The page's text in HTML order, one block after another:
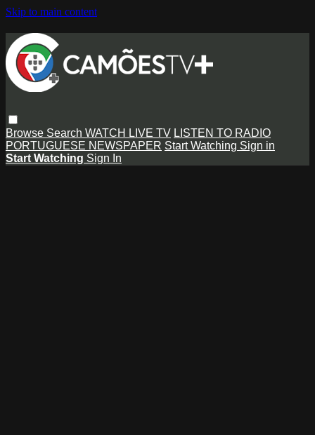
Skip to main content
Browse Search WATCH LIVE TV LISTEN TO RADIO
PORTUGUESE NEWSPAPER Start Watching Sign in
Start Watching Sign In